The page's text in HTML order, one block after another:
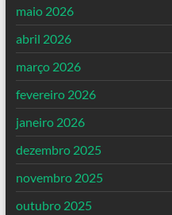
maio 2026
abril 2026
março 2026
fevereiro 2026
janeiro 2026
dezembro 2025
novembro 2025
outubro 2025